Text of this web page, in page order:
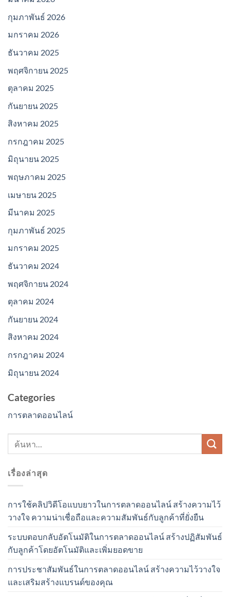
กุมภาพันธ์ 2026
มกราคม 2026
ธันวาคม 2025
พฤศจิกายน 2025
ตุลาคม 2025
กันยายน 2025
สิงหาคม 2025
กรกฎาคม 2025
มิถุนายน 2025
พฤษภาคม 2025
เมษายน 2025
มีนาคม 2025
กุมภาพันธ์ 2025
มกราคม 2025
ธันวาคม 2024
พฤศจิกายน 2024
ตุลาคม 2024
กันยายน 2024
สิงหาคม 2024
กรกฎาคม 2024
มิถุนายน 2024
Categories
การตลาดออนไลน์
เรื่องล่าสุด
การใช้คลิปวิดีโอแบบยาวในการตลาดออนไลน์ สร้างความไว้
วางใจ ความน่าเชื่อถือและความสัมพันธ์กับลูกค้าที่ยั่งยืน
ระบบตอบกลับอัตโนมัติในการตลาดออนไลน์ สร้างปฏิสัมพันธ์
กับลูกค้าโดยอัตโนมัติและเพิ่มยอดขาย
การประชาสัมพันธ์ในการตลาดออนไลน์ สร้างความไว้วางใจ
และเสริมสร้างแบรนด์ของคุณ